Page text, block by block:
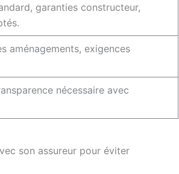
garanties constructeur,
aménagements, exigences
nécessaire avec
son assureur pour éviter